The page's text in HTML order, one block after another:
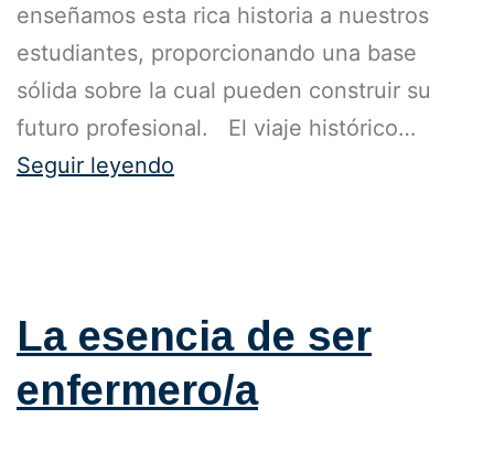
enseñamos esta rica historia a nuestros
estudiantes, proporcionando una base
sólida sobre la cual pueden construir su
futuro profesional. El viaje histórico…
Seguir leyendo
La esencia de ser
enfermero/a